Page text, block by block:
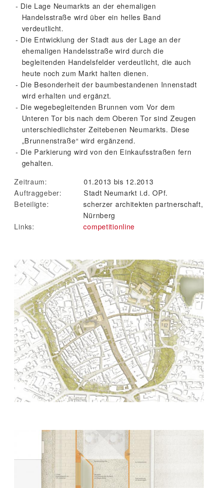
Die Lage Neumarkts an der ehemaligen
Handelsstraße wird über ein helles Band
verdeutlicht.
Die Entwicklung der Stadt aus der Lage an der
ehemaligen Handelsstraße wird durch die
begleitenden Handelsfelder verdeutlicht, die auch
heute noch zum Markt halten dienen.
Die Besonderheit der baumbestandenen Innenstadt
wird erhalten und ergänzt.
Die wegebegleitenden Brunnen vom Vor dem
Unteren Tor bis nach dem Oberen Tor sind Zeugen
unterschiedlichster Zeitebenen Neumarkts. Diese
„Brunnenstraße“ wird ergänzend.
Die Parkierung wird von den Einkaufsstraßen fern
gehalten.
Zeitraum:
01.2013 bis 12.2013
Auftraggeber:
Stadt Neumarkt i.d. OPf.
Beteiligte:
scherzer architekten partnerschaft,
Nürnberg
Links:
competitionline